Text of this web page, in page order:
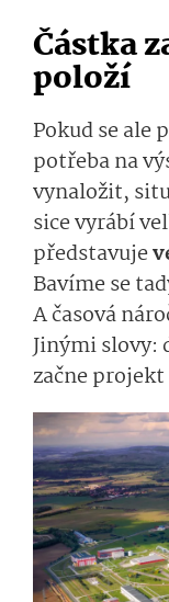
Částka
položí
Pokud se ale
potřeba na
vynaložit,
sice vyrábí
představuje
Bavíme se
A časová
Jinými slovy:
začne